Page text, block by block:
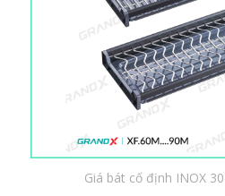
Giá bát cố định INOX